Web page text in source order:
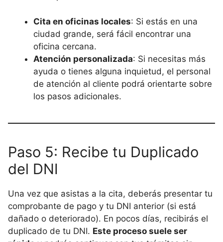
Cita en oficinas locales: Si estás en una
ciudad grande, será fácil encontrar una
oficina cercana.
Atención personalizada: Si necesitas más
ayuda o tienes alguna inquietud, el personal
de atención al cliente podrá orientarte sobre
los pasos adicionales.
Paso 5: Recibe tu Duplicado
del DNI
Una vez que asistas a la cita, deberás presentar tu
comprobante de pago y tu DNI anterior (si está
dañado o deteriorado). En pocos días, recibirás el
duplicado de tu DNI. Este proceso suele ser